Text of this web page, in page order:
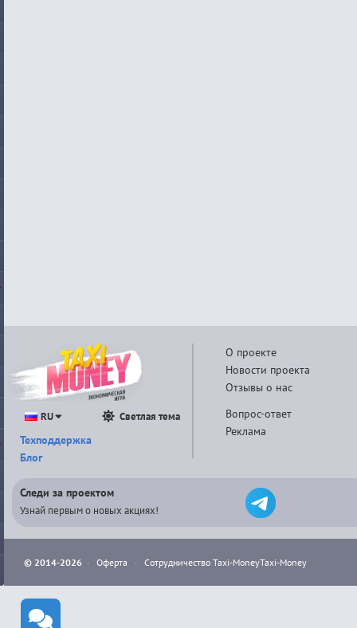
О проекте
Новости проекта
Отзывы о нас
Вопрос-ответ
Реклама
RU Светлая тема
Техподдержка
Блог
Следи за проектом
Узнай первым о новых акциях!
© 2014-2026 · Оферта · Сотрудничество Taxi-MoneyTaxi-Money